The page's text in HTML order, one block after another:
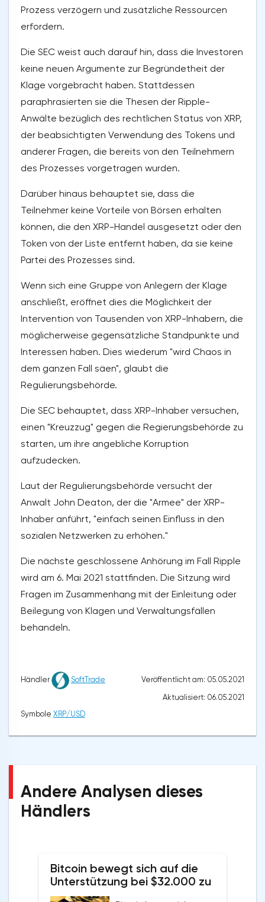
Prozess verzögern und zusätzliche Ressourcen
erfordern.
Die SEC weist auch darauf hin, dass die Investoren
keine neuen Argumente zur Begründetheit der
Klage vorgebracht haben. Stattdessen
paraphrasierten sie die Thesen der Ripple-
Anwälte bezüglich des rechtlichen Status von XRP,
der beabsichtigten Verwendung des Tokens und
anderer Fragen, die bereits von den Teilnehmern
des Prozesses vorgetragen wurden.
Darüber hinaus behauptet sie, dass die
Teilnehmer keine Vorteile von Börsen erhalten
können, die den XRP-Handel ausgesetzt oder den
Token von der Liste entfernt haben, da sie keine
Partei des Prozesses sind.
Wenn sich eine Gruppe von Anlegern der Klage
anschließt, eröffnet dies die Möglichkeit der
Intervention von Tausenden von XRP-Inhabern, die
möglicherweise gegensätzliche Standpunkte und
Interessen haben. Dies wiederum "wird Chaos in
dem ganzen Fall säen", glaubt die
Regulierungsbehörde.
Die SEC behauptet, dass XRP-Inhaber versuchen,
einen "Kreuzzug" gegen die Regierungsbehörde zu
starten, um ihre angebliche Korruption
aufzudecken.
Laut der Regulierungsbehörde versucht der
Anwalt John Deaton, der die "Armee" der XRP-
Inhaber anführt, "einfach seinen Einfluss in den
sozialen Netzwerken zu erhöhen."
Die nächste geschlossene Anhörung im Fall Ripple
wird am 6. Mai 2021 stattfinden. Die Sitzung wird
Fragen im Zusammenhang mit der Einleitung oder
Beilegung von Klagen und Verwaltungsfällen
behandeln.
Händler SoftTrade
Veröffentlicht am: 05.05.2021
Aktualisiert: 06.05.2021
Symbole XRP/USD
Andere Analysen dieses
Händlers
Bitcoin bewegt sich auf die
Unterstützung bei $32.000 zu